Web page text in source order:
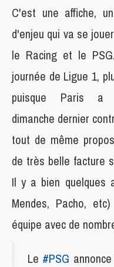
C'est une affiche,
d'enjeu qui va se
le Racing et le
journée de Ligue 1,
puisque Paris a
dimanche dernier
tout de même
de très belle facture
Il y a bien quelques
Mendes, Pacho,
équipe avec de
Le #PSG